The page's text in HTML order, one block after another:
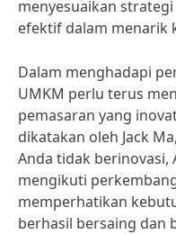
menyesuaikan
efektif dalam menarik
Dalam menghadapi
UMKM perlu terus
pemasaran yang
dikatakan oleh Jack
Anda tidak berinovasi,
mengikuti
memperhatikan
berhasil bersaing dan